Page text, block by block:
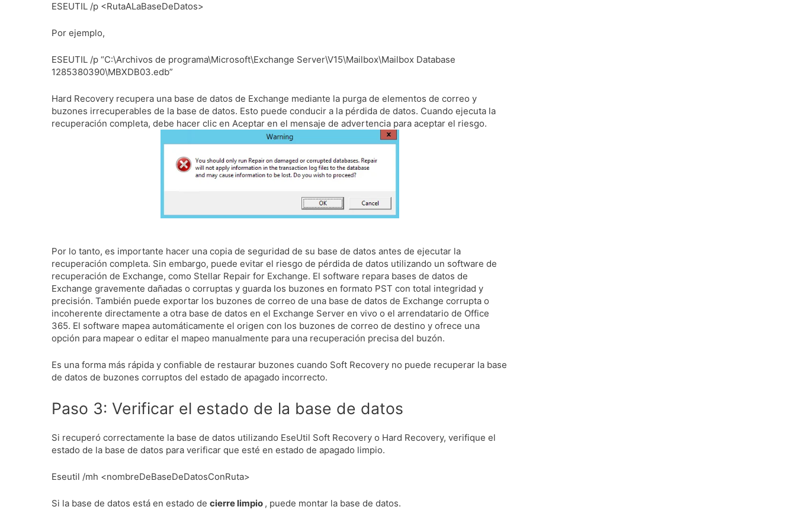
ESEUTIL /p <RutaALaBaseDeDatos>
Por ejemplo,
ESEUTIL /p “C:\Archivos de programa\Microsoft\Exchange Server\V15\Mailbox\Mailbox Database
1285380390\MBXDB03.edb”
Hard Recovery recupera una base de datos de Exchange mediante la purga de elementos de correo y
buzones irrecuperables de la base de datos. Esto puede conducir a la pérdida de datos. Cuando ejecuta la
recuperación completa, debe hacer clic en Aceptar en el mensaje de advertencia para aceptar el riesgo.
Por lo tanto, es importante hacer una copia de seguridad de su base de datos antes de ejecutar la
recuperación completa. Sin embargo, puede evitar el riesgo de pérdida de datos utilizando un software de
recuperación de Exchange, como Stellar Repair for Exchange. El software repara bases de datos de
Exchange gravemente dañadas o corruptas y guarda los buzones en formato PST con total integridad y
precisión. También puede exportar los buzones de correo de una base de datos de Exchange corrupta o
incoherente directamente a otra base de datos en el Exchange Server en vivo o el arrendatario de Office
365. El software mapea automáticamente el origen con los buzones de correo de destino y ofrece una
opción para mapear o editar el mapeo manualmente para una recuperación precisa del buzón.
Es una forma más rápida y confiable de restaurar buzones cuando Soft Recovery no puede recuperar la base
de datos de buzones corruptos del estado de apagado incorrecto.
Paso 3: Verificar el estado de la base de datos
Si recuperó correctamente la base de datos utilizando EseUtil Soft Recovery o Hard Recovery, verifique el
estado de la base de datos para verificar que esté en estado de apagado limpio.
Eseutil /mh <nombreDeBaseDeDatosConRuta>
Si la base de datos está en estado de cierre limpio , puede montar la base de datos.